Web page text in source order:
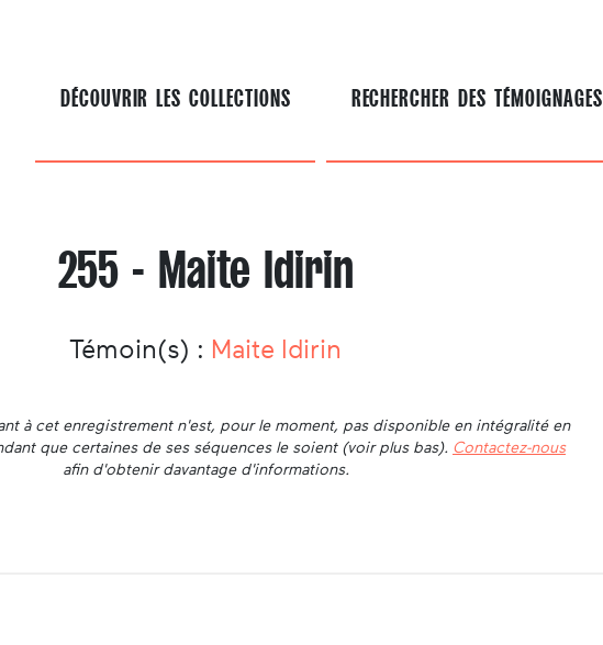
DÉCOUVRIR LES COLLECTIONS RECHERCHER DES TÉMOIGNAGES
255 - Maite Idirin
Témoin(s) : Maite Idirin
à cet enregistrement n'est, pour le moment, pas disponible en intégralité en
que certaines de ses séquences le soient (voir plus bas). Contactez-nous
afin d'obtenir davantage d'informations.